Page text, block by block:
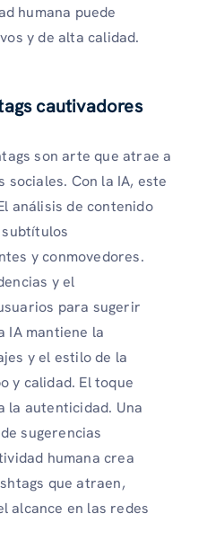
humana puede
y de alta calidad.
cautivadores
son arte que atrae a
sociales. Con la IA, este
análisis de contenido
y conmovedores.
y el
para sugerir
IA mantiene la
y el estilo de la
y calidad. El toque
la autenticidad. Una
sugerencias
humana crea
que atraen,
alcance en las redes